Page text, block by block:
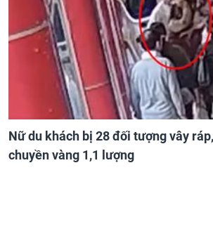
Nữ du khách bị 28 đối tượng vây
chuyền vàng 1,1 lượng